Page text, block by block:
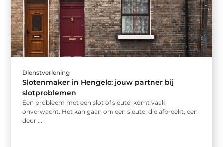
Dienstverlening
Slotenmaker in Hengelo: jouw partner bij
slotproblemen
Een probleem met een slot of sleutel komt vaak
onverwacht. Het kan gaan om een sleutel die afbreekt, een
deur ...